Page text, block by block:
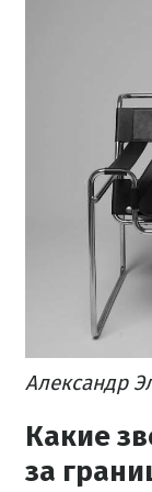
Александр
Какие
за